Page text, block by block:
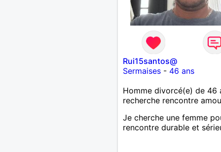
Rui15santos@
Sermaises- 46 ans
Homme divorcé(e) de 46
recherche rencontre
Je cherche une femme
rencontre durable et